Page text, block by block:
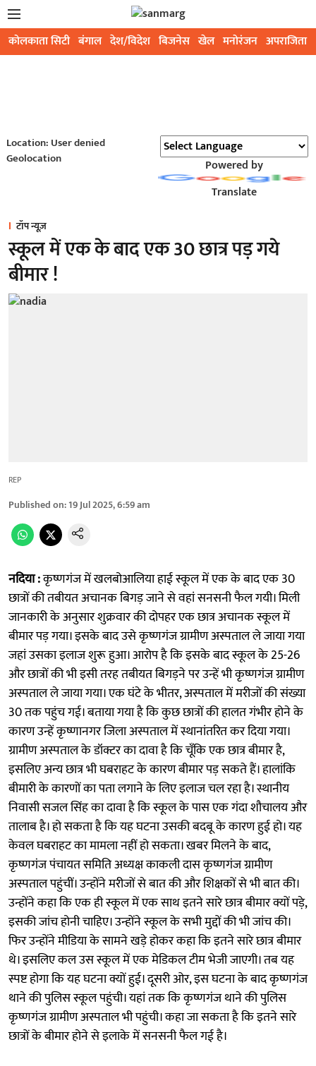
कोलकाता सिटी बंगाल देश/विदेश बिजनेस खेल मनोरंजन अपराजिता
Location: User denied
Geolocation
Powered by
Translate
टॉप न्यूज़
स्कूल में एक के बाद एक 30 छात्र पड़ गये
बीमार !
REP
Published on:19 Jul 2025, 6:59 am
नदिया :कृष्णगंज में खलबोआलिया हाई स्कूल में एक के बाद एक 30
छात्रों की तबीयत अचानक बिगड़ जाने से वहां सनसनी फैल गयी। मिली
जानकारी के अनुसार शुक्रवार की दोपहर एक छात्र अचानक स्कूल में
बीमार पड़ गया। इसके बाद उसे कृष्णगंज ग्रामीण अस्पताल ले जाया गया
जहां उसका इलाज शुरू हुआ। आरोप है कि इसके बाद स्कूल के 25-26
और छात्रों की भी इसी तरह तबीयत बिगड़ने पर उन्हें भी कृष्णगंज ग्रामीण
अस्पताल ले जाया गया। एक घंटे के भीतर, अस्पताल में मरीजों की संख्या
30 तक पहुंच गई। बताया गया है कि कुछ छात्रों की हालत गंभीर होने के
कारण उन्हें कृष्णानगर जिला अस्पताल में स्थानांतरित कर दिया गया।
ग्रामीण अस्पताल के डॉक्टर का दावा है कि चूँकि एक छात्र बीमार है,
इसलिए अन्य छात्र भी घबराहट के कारण बीमार पड़ सकते हैं। हालांकि
बीमारी के कारणों का पता लगाने के लिए इलाज चल रहा है। स्थानीय
निवासी सजल सिंह का दावा है कि स्कूल के पास एक गंदा शौचालय और
तालाब है। हो सकता है कि यह घटना उसकी बदबू के कारण हुई हो। यह
केवल घबराहट का मामला नहीं हो सकता। खबर मिलने के बाद,
कृष्णगंज पंचायत समिति अध्यक्ष काकली दास कृष्णगंज ग्रामीण
अस्पताल पहुंचीं। उन्होंने मरीजों से बात की और शिक्षकों से भी बात की।
उन्होंने कहा कि एक ही स्कूल में एक साथ इतने सारे छात्र बीमार क्यों पड़े,
इसकी जांच होनी चाहिए। उन्होंने स्कूल के सभी मुद्दों की भी जांच की।
फिर उन्होंने मीडिया के सामने खड़े होकर कहा कि इतने सारे छात्र बीमार
थे। इसलिए कल उस स्कूल में एक मेडिकल टीम भेजी जाएगी। तब यह
स्पष्ट होगा कि यह घटना क्यों हुई। दूसरी ओर, इस घटना के बाद कृष्णगंज
थाने की पुलिस स्कूल पहुंची। यहां तक कि कृष्णगंज थाने की पुलिस
कृष्णगंज ग्रामीण अस्पताल भी पहुंची। कहा जा सकता है कि इतने सारे
छात्रों के बीमार होने से इलाके में सनसनी फैल गई है।